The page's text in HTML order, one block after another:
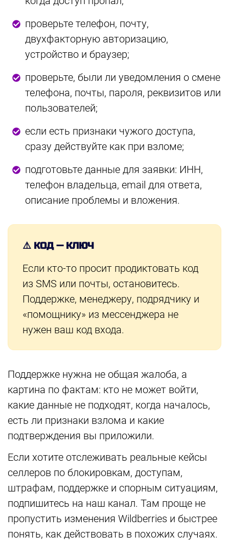
проверьте телефон, почту,
двухфакторную авторизацию,
устройство и браузер;
проверьте, были ли уведомления о смене
телефона, почты, пароля, реквизитов или
пользователей;
если есть признаки чужого доступа,
сразу действуйте как при взломе;
подготовьте данные для заявки: ИНН,
телефон владельца, email для ответа,
описание проблемы и вложения.
⚠️ КОД — КЛЮЧ
Если кто-то просит продиктовать код
из SMS или почты, остановитесь.
Поддержке, менеджеру, подрядчику и
«помощнику» из мессенджера не
нужен ваш код входа.
Поддержке нужна не общая жалоба, а
картина по фактам: кто не может войти,
какие данные не подходят, когда началось,
есть ли признаки взлома и какие
подтверждения вы приложили.
Если хотите отслеживать реальные кейсы
селлеров по блокировкам, доступам,
штрафам, поддержке и спорным ситуациям,
подпишитесь на наш канал. Там проще не
пропустить изменения Wildberries и быстрее
понять, как действовать в похожих случаях.